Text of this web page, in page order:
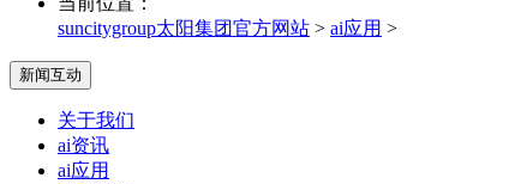
suncitygroup太阳集团官方网站 > ai应用 >
新闻互动
关于我们
ai资讯
ai应用